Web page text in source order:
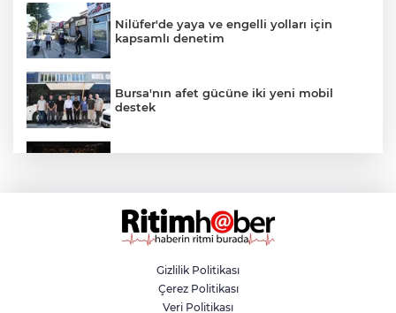
Nilüfer'de yaya ve engelli yolları için
kapsamlı denetim
Bursa'nın afet gücüne iki yeni mobil
destek
Trafikte tartıştığı sürücüye testereyle
saldırdı
Nilüfer'e 13 bin metrekare yeni yeşil alan
Gizlilik Politikası
Çerez Politikası
Veri Politikası